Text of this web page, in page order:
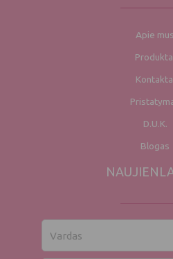
Apie mus
D.U.K.
Blogas